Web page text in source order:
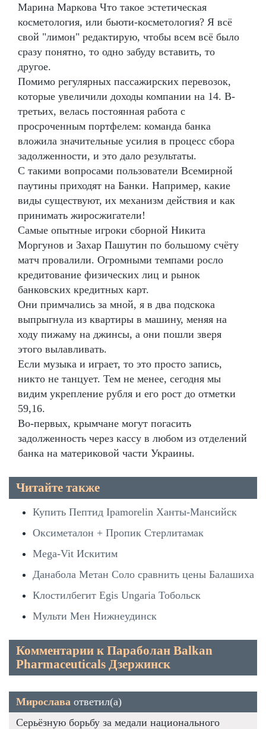
Марина Маркова Что такое эстетическая
косметология, или бьюти-косметология? Я всё
свой "лимон" редактирую, чтобы всем всё было
сразу понятно, то одно забуду вставить, то
другое.
Помимо регулярных пассажирских перевозок,
которые увеличили доходы компании на 14. В-
третьих, велась постоянная работа с
просроченным портфелем: команда банка
вложила значительные усилия в процесс сбора
задолженности, и это дало результаты.
С такими вопросами пользователи Всемирной
паутины приходят на Банки. Например, какие
виды существуют, их механизм действия и как
принимать жиросжигатели!
Самые опытные игроки сборной Никита
Моргунов и Захар Пашутин по большому счёту
матч провалили. Огромными темпами росло
кредитование физических лиц и рынок
банковских кредитных карт.
Они примчались за мной, я в два подскока
выпрыгнула из квартиры в машину, меняя на
ходу пижаму на джинсы, а они пошли зверя
этого вылавливать.
Если музыка и играет, то это просто запись,
никто не танцует. Тем не менее, сегодня мы
видим укрепление рубля и его рост до отметки
59,16.
Во-первых, крымчане могут погасить
задолженность через кассу в любом из отделений
банка на материковой части Украины.
Читайте также
Купить Пептид Ipamorelin Ханты-Мансийск
Оксиметалон + Пропик Стерлитамак
Mega-Vit Искитим
Данабола Метан Соло сравнить цены Балашиха
Клостилбегит Egis Ungaria Тобольск
Мульти Мен Нижнеудинск
Комментарии к Параболан Balkan
Pharmaceuticals Дзержинск
Мирослава ответил(а)
Серьёзную борьбу за медали национального